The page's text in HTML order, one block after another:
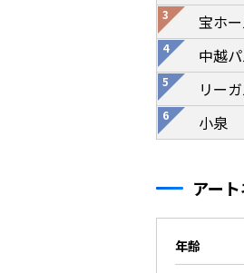
宝ホ
中越
リー
小泉
アー
年齢